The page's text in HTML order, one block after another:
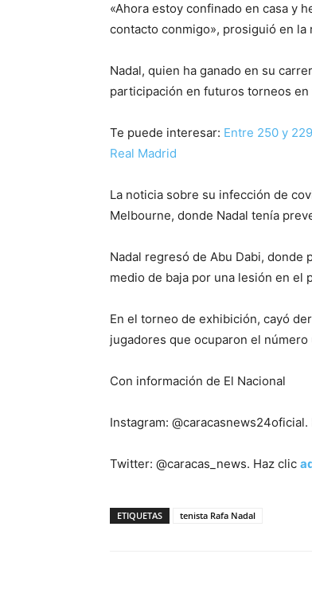
«Ahora estoy confinado en casa y
contacto conmigo», prosiguió en la
Nadal, quien ha ganado en su
participación en futuros torneos
Te puede interesar: Entre 250 y
Real Madrid
La noticia sobre su infección de
Melbourne, donde Nadal tenía
Nadal regresó de Abu Dabi,
medio de baja por una lesión en el
En el torneo de exhibición, cayó
jugadores que ocuparon el número
Con información de El Nacional
Instagram: @caracasnews24oficial.
Twitter: @caracas_news. Haz clic
ETIQUETAS tenista Rafa Nadal